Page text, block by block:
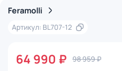
Feramolli
Артикул: BL707-12
64 990 ₽ 98 959 ₽